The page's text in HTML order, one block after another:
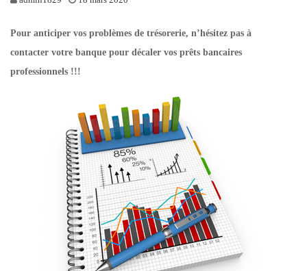
Pour anticiper vos problèmes de trésorerie, n’hésitez pas à
contacter votre banque pour décaler vos prêts bancaires
professionnels !!!